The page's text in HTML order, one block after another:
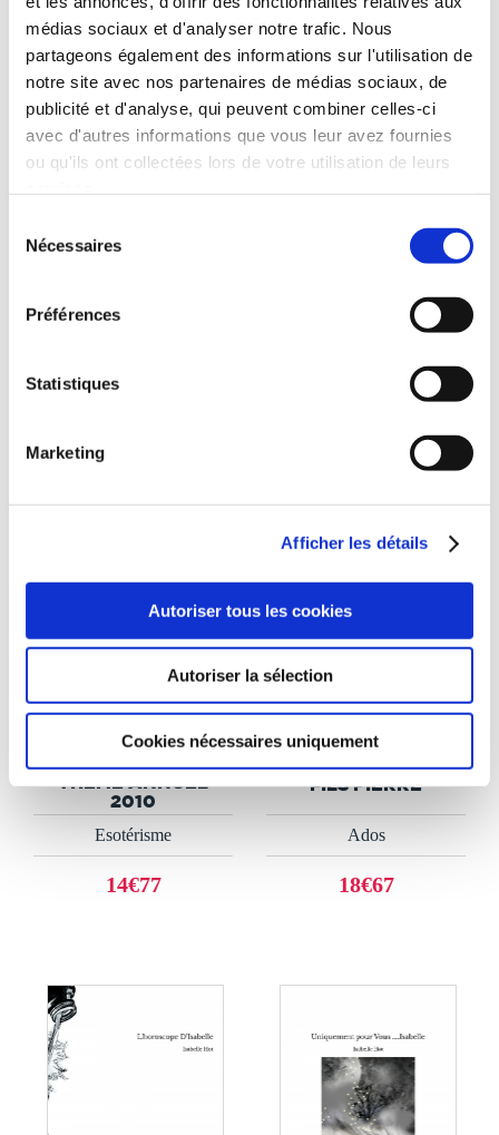
médias sociaux et d'analyser notre trafic. Nous
partageons également des informations sur l'utilisation de
notre site avec nos partenaires de médias sociaux, de
publicité et d'analyse, qui peuvent combiner celles-ci
avec d'autres informations que vous leur avez fournies
ou qu'ils ont collectées lors de votre utilisation de leurs
Nécessaires
Préférences
Statistiques
Marketing
Afficher les détails
Autoriser tous les cookies
Autoriser la sélection
Cookies nécessaires uniquement
(0 avis)
Isabelle Hot
L'HOROSCOPE 2012
Religions & spiritualité
(0 avis)
Isabelle Astrologue
L'HOROSCOPE 2012
Religions & spiritualité
Isabelle Hot Astrologue 05
46 91 76 51
ISABELLE VOTRE
THÈME ANNUEL
2010
Esotérisme
14€77
LE THÈME DE VOTRE
FILS PIERRE
Ados
18€67